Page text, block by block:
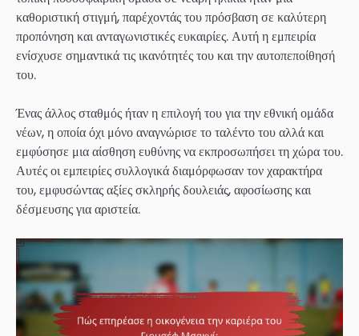
καθοριστική στιγμή, παρέχοντάς του πρόσβαση σε καλύτερη
προπόνηση και ανταγωνιστικές ευκαιρίες. Αυτή η εμπειρία
ενίσχυσε σημαντικά τις ικανότητές του και την αυτοπεποίθησή
του.
Ένας άλλος σταθμός ήταν η επιλογή του για την εθνική ομάδα
νέων, η οποία όχι μόνο αναγνώρισε το ταλέντο του αλλά και
εμφύσησε μια αίσθηση ευθύνης να εκπροσωπήσει τη χώρα του.
Αυτές οι εμπειρίες συλλογικά διαμόρφωσαν τον χαρακτήρα
του, εμφυσώντας αξίες σκληρής δουλειάς, αφοσίωσης και
δέσμευσης για αριστεία.